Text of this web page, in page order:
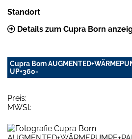
Standort
Details zum Cupra Born
Cupra Born
UP+360-
Preis:
MWSt: